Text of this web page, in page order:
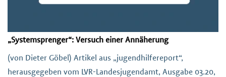
„Systemsprenger“: Versuch einer Annäherung
(von Dieter Göbel) Artikel aus „jugendhilfereport“,
herausgegeben vom LVR-Landesjugendamt, Ausgabe 03.20,